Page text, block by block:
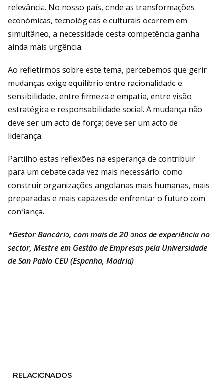
relevância. No nosso país, onde as transformações
económicas, tecnológicas e culturais ocorrem em
simultâneo, a necessidade desta competência ganha
ainda mais urgência.
Ao refletirmos sobre este tema, percebemos que gerir
mudanças exige equilíbrio entre racionalidade e
sensibilidade, entre firmeza e empatia, entre visão
estratégica e responsabilidade social. A mudança não
deve ser um acto de força; deve ser um acto de
liderança.
Partilho estas reflexões na esperança de contribuir
para um debate cada vez mais necessário: como
construir organizações angolanas mais humanas, mais
preparadas e mais capazes de enfrentar o futuro com
confiança.
*Gestor Bancário, com mais de 20 anos de experiência no
sector, Mestre em Gestão de Empresas pela Universidade
de San Pablo CEU (Espanha, Madrid)
RELACIONADOS